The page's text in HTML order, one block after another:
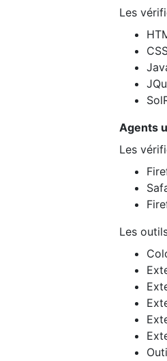
Les
Agents
Les
Les